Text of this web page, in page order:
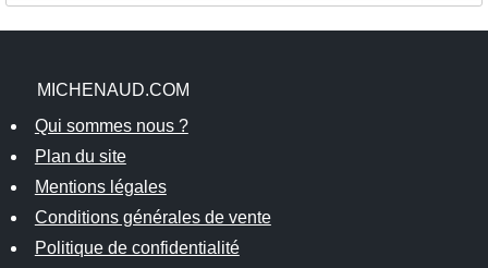
MICHENAUD.COM
Qui sommes nous ?
Plan du site
Mentions légales
Conditions générales de vente
Politique de confidentialité